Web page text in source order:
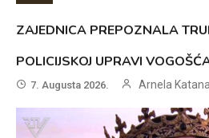
ZAJEDNICA PREPOZNALA
POLICIJSKOJ UPRAVI
7. Augusta 2026. Arnela Katana